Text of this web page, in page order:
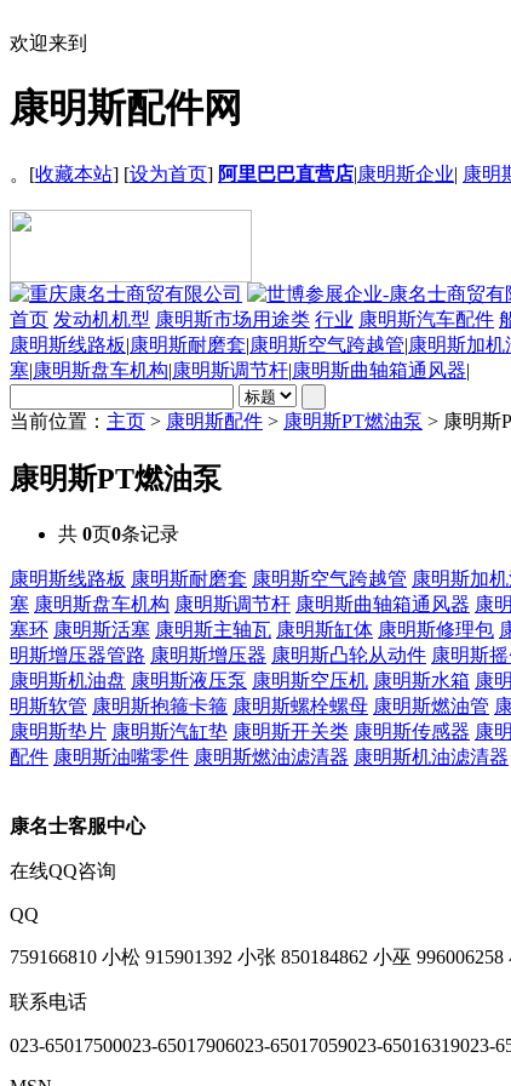
欢迎来到
康明斯配件网
。[收藏本站] [设为首页] 阿里巴巴直营店|康明斯企业| 康明
首页 发动机机型 康明斯市场用途类 行业 康明斯汽车配件
康明斯线路板|康明斯耐磨套|康明斯空气跨越管|康明斯加机
塞|康明斯盘车机构|康明斯调节杆|康明斯曲轴箱通风器|
当前位置： 主页 > 康明斯配件 > 康明斯PT燃油泵 > 康明斯
康明斯PT燃油泵
共 0页0条记录
康明斯线路板 康明斯耐磨套 康明斯空气跨越管 康明斯加
塞 康明斯盘车机构 康明斯调节杆 康明斯曲轴箱通风器 康
塞环 康明斯活塞 康明斯主轴瓦 康明斯缸体 康明斯修理包
明斯增压器管路 康明斯增压器 康明斯凸轮从动件 康明斯
康明斯机油盘 康明斯液压泵 康明斯空压机 康明斯水箱 康
明斯软管 康明斯抱箍卡箍 康明斯螺栓螺母 康明斯燃油管
康明斯垫片 康明斯汽缸垫 康明斯开关类 康明斯传感器 康
配件 康明斯油嘴零件 康明斯燃油滤清器 康明斯机油滤清器
康名士客服中心
在线QQ咨询
QQ
759166810 小松 915901392 小张 850184862 小巫 996006258
联系电话
023-65017500023-65017906023-65017059023-65016319023-